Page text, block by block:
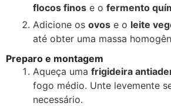
flocos finos e ofermento
Adicione osovos e o leite
até obter uma massa
Preparo e montagem
Aqueça umafrigideira
fogo médio. Unte levemente
necessário.